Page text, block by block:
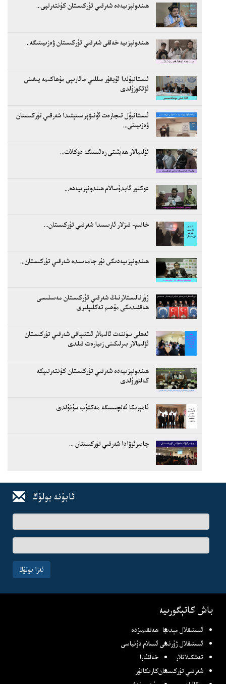
ھىندونېزىيەدە شەرقىي تۈركىستان كۈنتەرتپى...
ھىندونېزىيە خەلقى شەرقىي تۈركىستان ۋەزىيىتىگە...
ئىستانبۇلدا ئۇيغۇر مىللىي مائارىپى مۇھاكىمە يىغىنى
ئۆتكۈزۈلدى
ئىستانبۇل تىجارەت ئۇنىۋېرسىتېتىدا شەرقىي تۈركىستان
ۋەزىيىتى...
ئۆلىمالار ھەيئىتى رەئىسىگە دوكلات...
دوكتور ئابدۇسالام ھىندونېزىيەدە...
خانىم- قىزلار ئارىسىدا شەرقىي تۈركىستان...
ھىندونېزىيەدىكى نۇر جامەسىدە شەرقىي تۈركىستان...
ژۇرنالىستلارنىڭ شەرقىي تۈركىستان مەسىلىسى
ھەققىدىكى مۇھىم تەكلىپلىرى
ئەھلى سۈننەت ئالىملار ئىتتىپاقى شەرقىي تۈركىستان
ئۆلىمالار بىرلىكىنى زىيارەت قىلدى
ھىندونېزىيەدە شەرقىي تۈركىستان كۈنتەرتىپكە
كەلتۈرۈلدى
ئامېرىكا ئەلچىسىگە مەكتۇب سۇنۇلدى
چايىرئوۋادا شەرقىي تۈركىستان ...
ئابۇنە بولۇڭ
ئىسىم-
فامىلىڭىز
ئېلخەت
ئادرىسىڭىز
ئەزا بولۇڭ
باش كاتېگورىيە
ئىستىقلال مېدىيا ھەققىمىزدە
ئىستىقلال ژۇرنىلى ئىسلام دۇنياسى
تەشكىلاتلار
خەلقئارا
شەرقىي تۈركىستانكارىكاتۇر